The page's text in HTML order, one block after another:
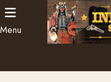
Menu
Panneau de gestion des cookies